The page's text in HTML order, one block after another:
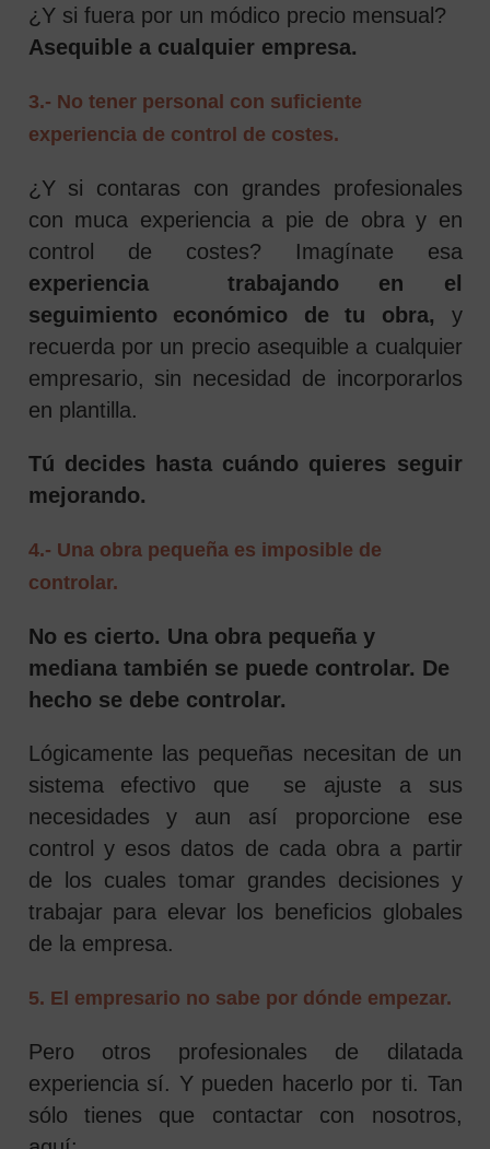
¿Y si fuera por un módico precio mensual?
Asequible a cualquier empresa.
3.- No tener personal con suficiente
experiencia de control de costes.
¿Y si contaras con grandes profesionales
con muca experiencia a pie de obra y en
control de costes? Imagínate esa
experiencia trabajando en el
seguimiento económico de tu obra, y
recuerda por un precio asequible a cualquier
empresario, sin necesidad de incorporarlos
en plantilla.
Tú decides hasta cuándo quieres seguir
mejorando.
4.- Una obra pequeña es imposible de
controlar.
No es cierto. Una obra pequeña y
mediana también se puede controlar. De
hecho se debe controlar.
Lógicamente las pequeñas necesitan de un
sistema efectivo que se ajuste a sus
necesidades y aun así proporcione ese
control y esos datos de cada obra a partir
de los cuales tomar grandes decisiones y
trabajar para elevar los beneficios globales
de la empresa.
5. El empresario no sabe por dónde empezar.
Pero otros profesionales de dilatada
experiencia sí. Y pueden hacerlo por ti. Tan
sólo tienes que contactar con nosotros,